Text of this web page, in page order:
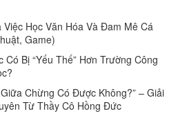
Học Văn Hóa Và Đam Mê Cá
Game)
Bị “Yếu Thế” Hơn Trường Công
Chừng Có Được Không?” – Giải
Từ Thầy Cô Hồng Đức